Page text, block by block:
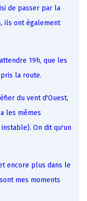
de passer par la
ils ont également
19h, que les
la route.
du vent d'Ouest,
les mêmes
On dit qu'un
encore plus dans le
mes moments